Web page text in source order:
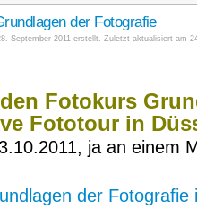
der Fotografie
September 2011 erstellt. Zuletzt aktualisiert am
Fotokurs
Fototour in
ja an einem
der Fotografie